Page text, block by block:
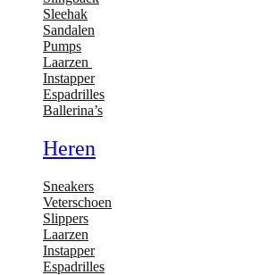
Sleehak
Sandalen
Pumps
Laarzen
Instapper
Espadrilles
Ballerina’s
Heren
Sneakers
Veterschoen
Slippers
Laarzen
Instapper
Espadrilles